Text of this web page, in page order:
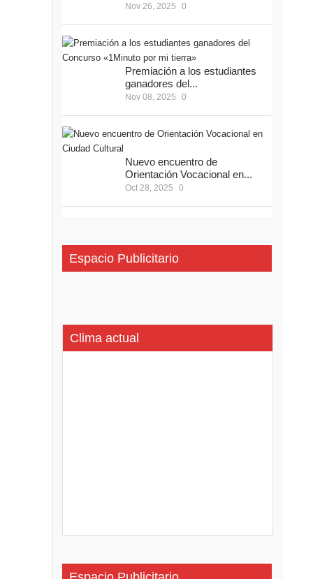
Nov 26, 2025 0
Premiación a los estudiantes
ganadores del...
Nov 08, 2025 0
Nuevo encuentro de
Orientación Vocacional en...
Oct 28, 2025 0
Espacio Publicitario
Clima actual